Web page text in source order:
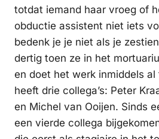
totdat iemand haar vroeg of
obductie assistent niet iets
bedenk je je niet als je
dertig toen ze in het
en doet het werk inmiddels al
heeft drie collega’s: Peter
en Michel van Ooijen. Sinds
een vierde collega